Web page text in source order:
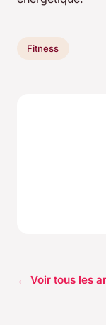
Fitness
← Voir tous les